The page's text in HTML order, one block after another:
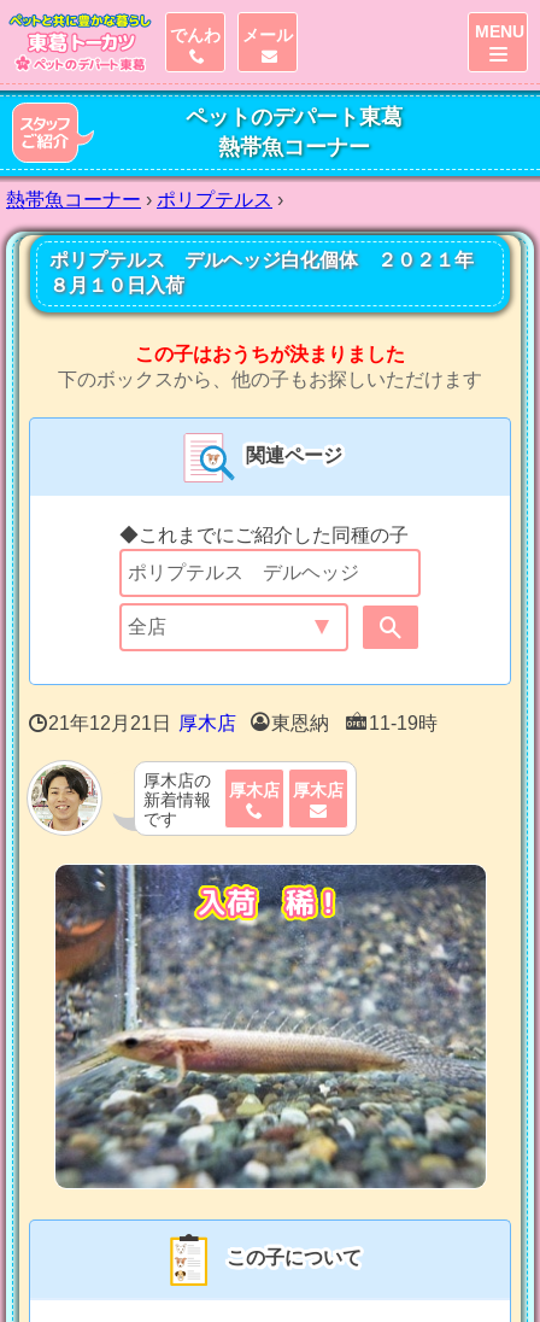
ペットのデパート東葛
熱帯魚コーナー
熱帯魚コーナー › ポリプテルス ›
ポリプテルス デルヘッジ白化個体 ２０２１年
８月１０日入荷
この子はおうちが決まりました
下のボックスから、他の子もお探しいただけます
関連ページ
◆これまでにご紹介した同種の子
21年12月21日 厚木店 東恩納 11-19時
厚木店の
新着情報
です
厚木店 厚木店
入荷 稀！
この子について
でんわ メール MENU